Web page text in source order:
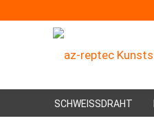
SCHWEISSDRAHT